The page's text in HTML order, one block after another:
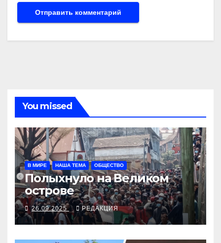
You missed
В МИРЕ НАША ТЕМА ОБЩЕСТВО
Полыхнуло на Великом
острове
26.09.2025 РЕДАКЦИЯ